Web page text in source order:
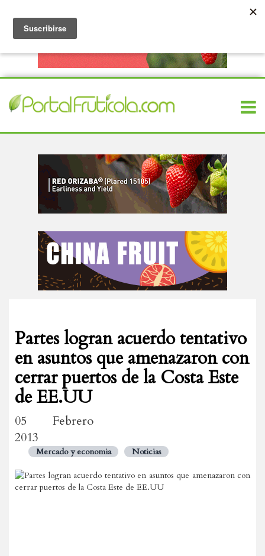
Partes logran acuerdo tentativo
en asuntos que amenazaron con
cerrar puertos de la Costa Este
de EE.UU
05 Febrero
2013
Mercado y economia Noticias